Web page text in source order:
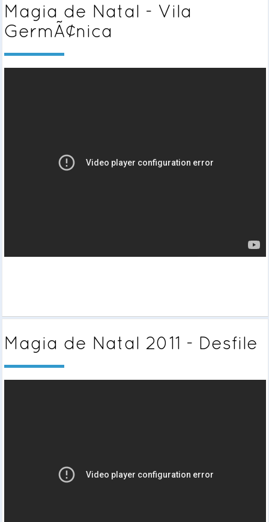
Magia de Natal - Vila
GermÃ¢nica
Magia de Natal 2011 - Desfile